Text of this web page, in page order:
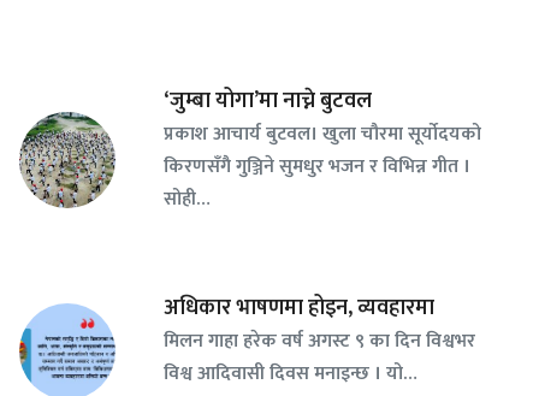
‘जुम्बा योगा’मा नाच्ने बुटवल
प्रकाश आचार्य बुटवल। खुला चौरमा सूर्योदयको
किरणसँगै गुञ्जिने सुमधुर भजन र विभिन्न गीत ।
सोही…
अधिकार भाषणमा होइन, व्यवहारमा
मिलन गाहा हरेक वर्ष अगस्ट ९ का दिन विश्वभर
विश्व आदिवासी दिवस मनाइन्छ । यो…